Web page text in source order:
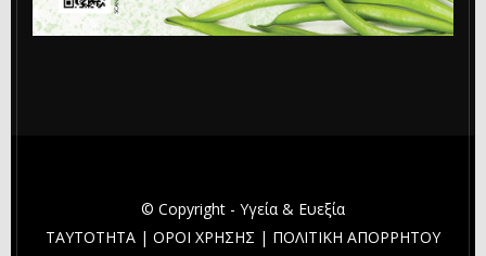
© Copyright - Υγεία & Ευεξία
ΤΑΥΤΟΤΗΤΑ | ΟΡΟΙ ΧΡΗΣΗΣ | ΠΟΛΙΤΙΚΗ ΑΠΟΡΡΗΤΟΥ